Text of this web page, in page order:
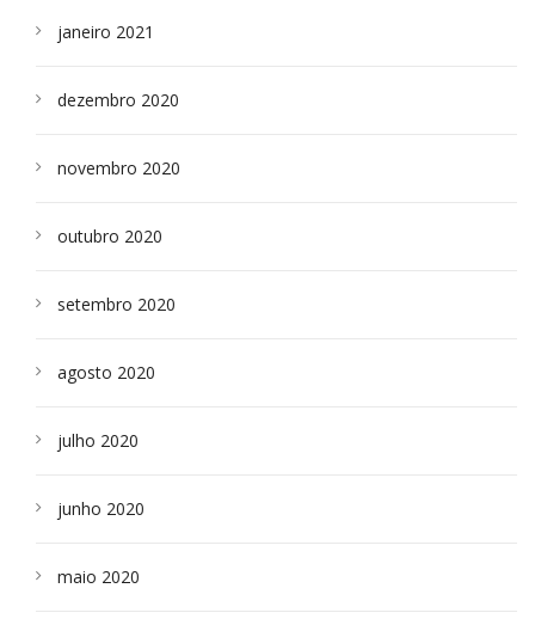
janeiro 2021
dezembro 2020
novembro 2020
outubro 2020
setembro 2020
agosto 2020
julho 2020
junho 2020
maio 2020